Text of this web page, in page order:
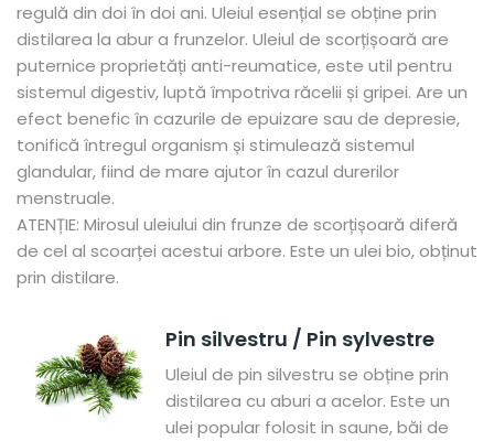
regulă din doi în doi ani. Uleiul esențial se obține prin
distilarea la abur a frunzelor. Uleiul de scorțișoară are
puternice proprietăți anti-reumatice, este util pentru
sistemul digestiv, luptă împotriva răcelii și gripei. Are un
efect benefic în cazurile de epuizare sau de depresie,
tonifică întregul organism și stimulează sistemul
glandular, fiind de mare ajutor în cazul durerilor
menstruale.
ATENȚIE: Mirosul uleiului din frunze de scorțișoară diferă
de cel al scoarței acestui arbore. Este un ulei bio, obținut
prin distilare.
Pin silvestru / Pin sylvestre
Uleiul de pin silvestru se obține prin
distilarea cu aburi a acelor. Este un
ulei popular folosit in saune, băi de